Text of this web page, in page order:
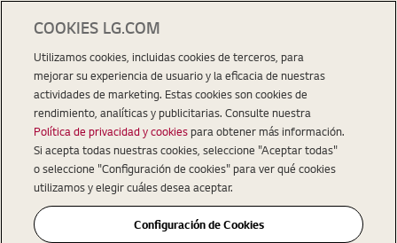
COOKIES LG.COM
Utilizamos cookies, incluidas cookies de terceros, para
mejorar su experiencia de usuario y la eficacia de nuestras
actividades de marketing. Estas cookies son cookies de
rendimiento, analíticas y publicitarias. Consulte nuestra
Política de privacidad y cookiespara obtener más información.
Si acepta todas nuestras cookies, seleccione "Aceptar todas"
o seleccione "Configuración de cookies" para ver qué cookies
utilizamos y elegir cuáles desea aceptar.
Configuración de Cookies